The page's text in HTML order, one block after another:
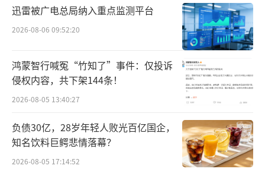
迅雷被广电总局纳入重点监测平台
2026-08-06 09:52:20
鸿蒙智行喊冤“竹知了”事件：仅投诉
侵权内容，共下架144条！
2026-08-05 13:40:27
负债30亿，28岁年轻人败光百亿国企，
知名饮料巨鳄悲情落幕？
2026-08-05 17:14:52